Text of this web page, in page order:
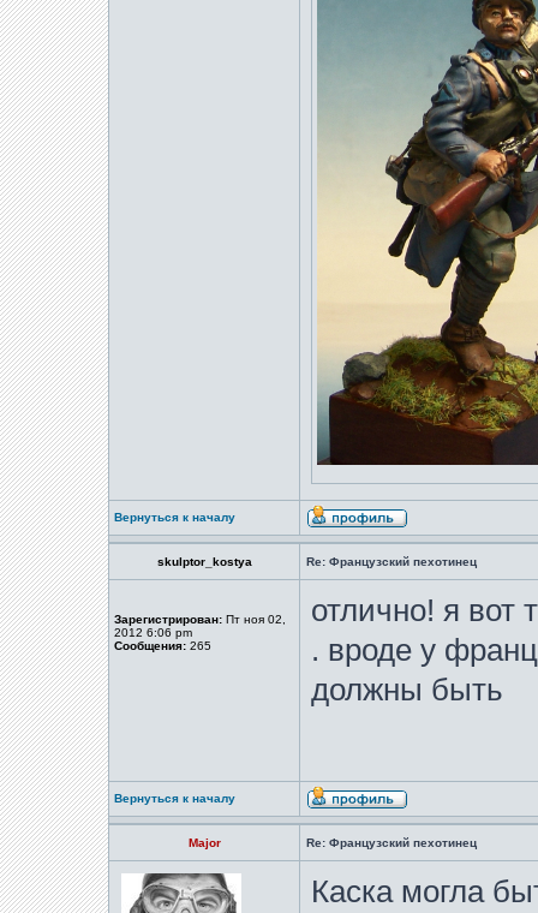
Вернуться к началу
skulptor_kostya Re: Французский пехотинец
Зарегистрирован: Пт ноя 02,
2012 6:06 pm
Сообщения: 265
отлично! я вот
. вроде у
должны быть
Вернуться к началу
Major Re: Французский пехотинец
Каска могла